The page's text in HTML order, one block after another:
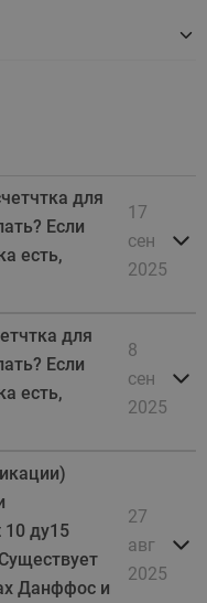
для
Если
есть,
17
сен
2025
для
Если
есть,
8
сен
2025
10 ду15
Данффос и
27
авг
2025